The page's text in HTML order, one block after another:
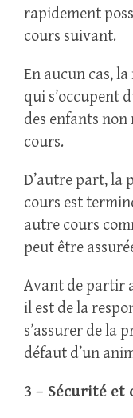
rapidement
cours suivant.
En aucun cas,
qui s’occupent
des enfants
cours.
D’autre part, la
cours est
autre cours
peut être
Avant de partir
il est de la
s’assurer de la
défaut d’un
3 – Sécurité